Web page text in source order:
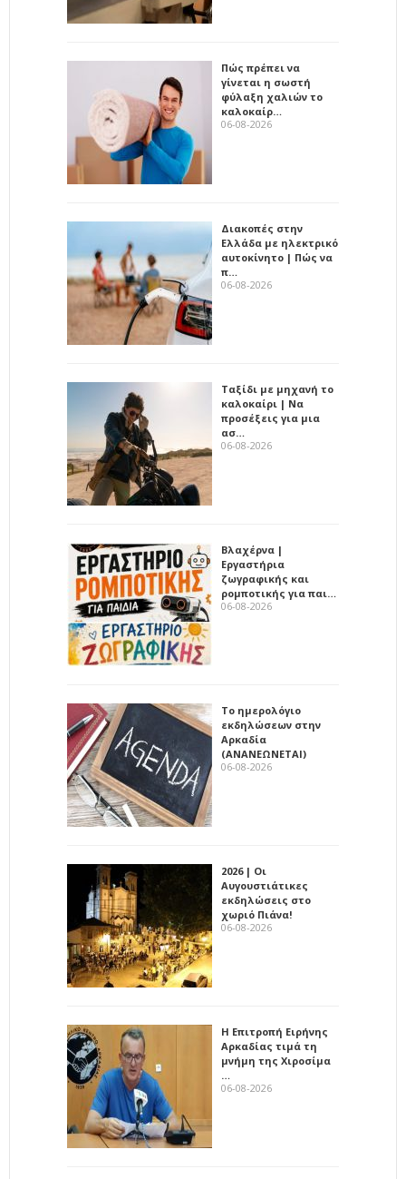
Πώς πρέπει να
γίνεται η σωστή
φύλαξη χαλιών το
καλοκαίρ…
06-08-2026
Διακοπές στην
Ελλάδα με ηλεκτρικό
αυτοκίνητο | Πώς να
π…
06-08-2026
Ταξίδι με μηχανή το
καλοκαίρι | Να
προσέξεις για μια
ασ…
06-08-2026
Βλαχέρνα |
Εργαστήρια
ζωγραφικής και
ρομποτικής για παι…
06-08-2026
Το ημερολόγιο
εκδηλώσεων στην
Αρκαδία
(ΑΝΑΝΕΩΝΕΤΑΙ)
06-08-2026
2026 | Οι
Αυγουστιάτικες
εκδηλώσεις στο
χωριό Πιάνα!
06-08-2026
Η Επιτροπή Ειρήνης
Αρκαδίας τιμά τη
μνήμη της Χιροσίμα
…
06-08-2026